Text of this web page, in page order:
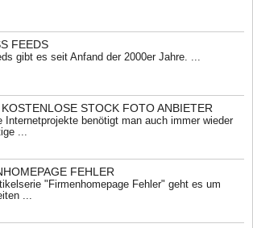
FEEDS
gibt es seit Anfand der 2000er Jahre. ...
STOCK FOTO ANBIETER
Internetprojekte benötigt man auch immer wieder
...
FEHLER
"Firmenhomepage Fehler" geht es um
...